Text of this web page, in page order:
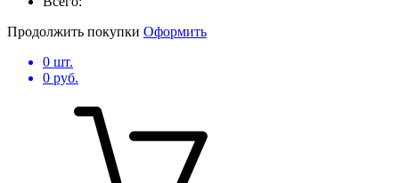
Продолжить покупки Оформить
0 шт.
0 руб.